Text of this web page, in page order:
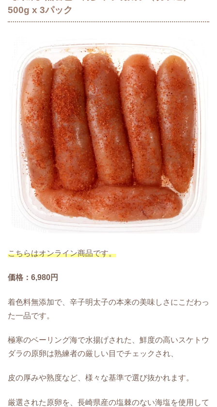
500g x 3パック
こちらはオンライン商品です。
価格：6,980円
着色料無添加で、辛子明太子の本来の美味しさにこだわっ
た一品です。
極寒のベーリング海で水揚げされた、鮮度の高いスケトウ
ダラの原卵は熟練者の厳しい目でチェックされ、
皮の厚みや熟度など、様々な基準で選び抜かれます。
厳選された原卵を、長崎県産の塩棘のない海塩を使用して